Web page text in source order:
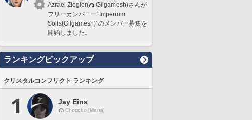
Azrael Ziegler(
Gilgamesh)さんが
フリーカンパニー"Imperium
Solis(Gilgamesh)"のメンバー募集を
開始しました。
ランキングピックアップ
クリスタルコンフリクト ランキング
1 Jay Eins
Chocobo [Mana]